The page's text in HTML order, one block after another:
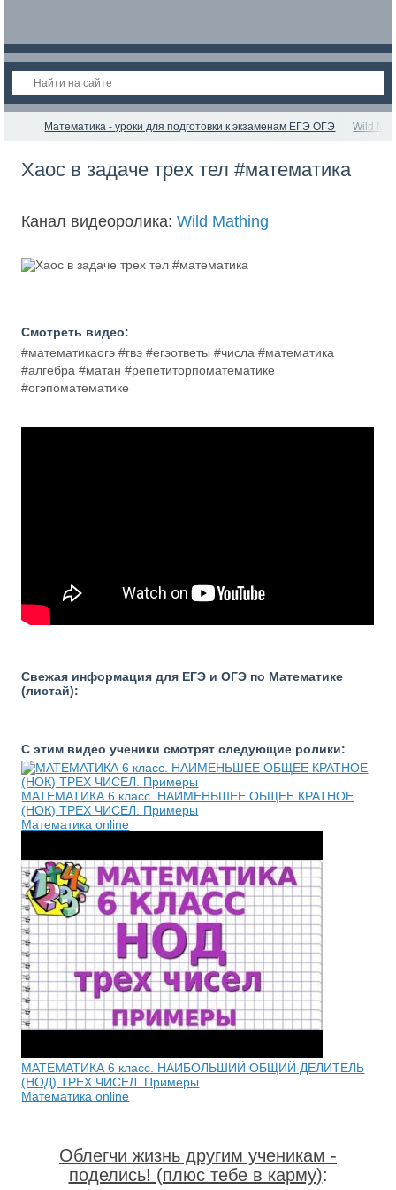
Математика - уроки для подготовки к экзаменам ЕГЭ ОГЭ Wild
Хаос в задаче трех тел #математика
Канал видеоролика:Wild Mathing
Смотреть видео:
#математикаогэ #гвэ #егэответы #числа #математика
#алгебра #матан #репетиторпоматематике
#огэпоматематике
Свежая информация для ЕГЭ и ОГЭ по Математике
(листай):
С этим видео ученики смотрят следующие ролики:
МАТЕМАТИКА 6 класс. НАИМЕНЬШЕЕ ОБЩЕЕ КРАТНОЕ
(НОК) ТРЕХ ЧИСЕЛ. Примеры
Математика online
МАТЕМАТИКА 6 класс. НАИБОЛЬШИЙ ОБЩИЙ ДЕЛИТЕЛЬ
(НОД) ТРЕХ ЧИСЕЛ. Примеры
Математика online
Облегчи жизнь другим ученикам -
поделись! (плюс тебе в карму):